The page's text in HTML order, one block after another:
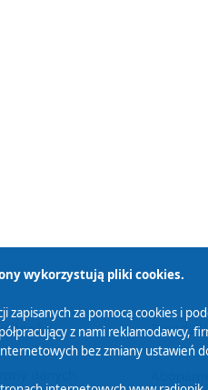
Zasady
wykorzystują pliki cookies.
zapisanych za pomocą cookies i
z nami reklamodawcy,
bez zmiany ustawień